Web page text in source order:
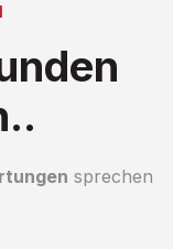
sprechen